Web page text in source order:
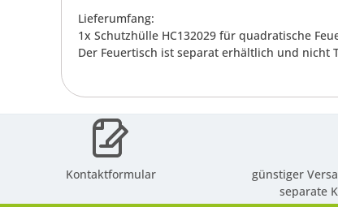
Lieferumfang:
1x Schutzhülle HC132029 für quadratische
Der Feuertisch ist separat erhältlich und nicht
Kontaktformular günstiger
separate